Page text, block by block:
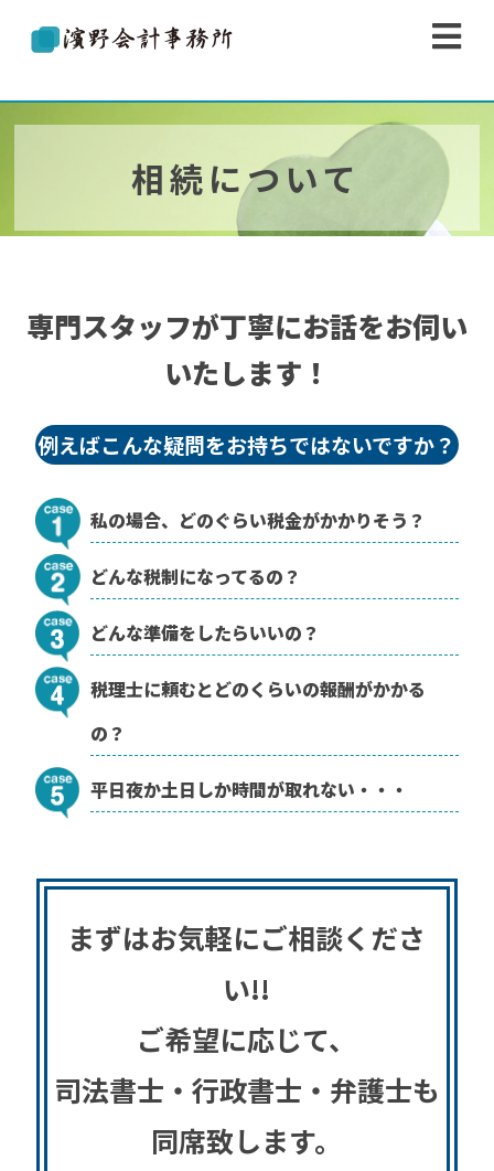
相続について
専門スタッフが丁寧にお話をお伺い
いたします！
例えばこんな疑問をお持ちではないですか？
私の場合、どのぐらい税金がかかりそう？
どんな税制になってるの？
どんな準備をしたらいいの？
税理士に頼むとどのくらいの報酬がかかる
の？
平日夜か土日しか時間が取れない・・・
まずはお気軽にご相談くださ
い!!
ご希望に応じて、
司法書士・行政書士・弁護士も
同席致します。